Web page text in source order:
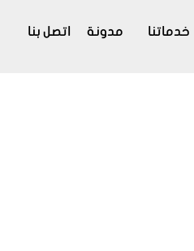
خدماتنا مدونة اتصل بنا